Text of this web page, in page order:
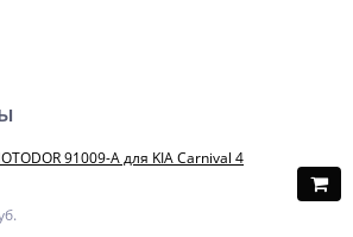
91009-A для KIA Carnival 4